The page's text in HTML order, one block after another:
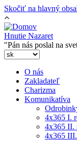
Skočiť na hlavný
Hnutie Nazaret
"Pán nás poslal na
O nás
Zakladateľ
Charizma
Komunikatíva
4x365 I.
4x365 II.
4x365